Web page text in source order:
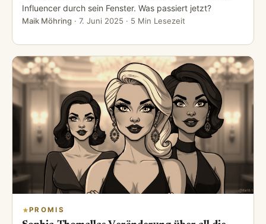
Influencer durch sein Fenster. Was passiert jetzt?
Maik Möhring · 7. Juni 2025 · 5 Min Lesezeit
PROMIS